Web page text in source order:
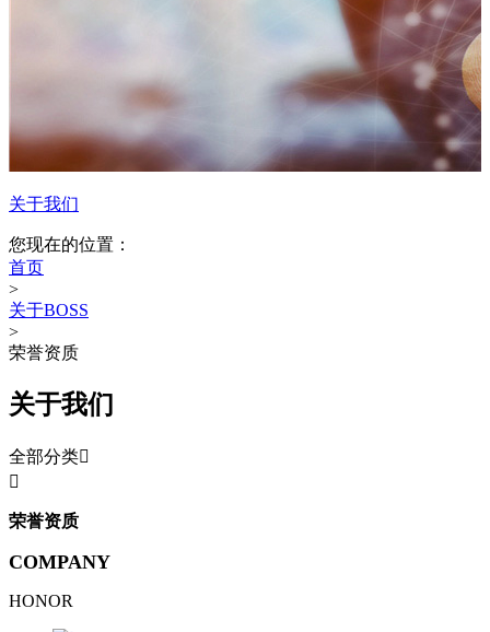
关于我们
您现在的位置：
首页
>
关于BOSS
>
荣誉资质
关于我们
全部分类

荣誉资质
COMPANY
HONOR